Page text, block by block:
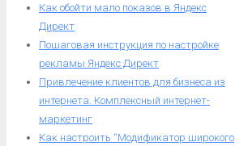
Как обойти мало показов в Яндекс
Директ
Пошаговая инструкция по настройке
рекламы Яндекс Директ
Привлечение клиентов для бизнеса из
интернета. Комплексный интернет-
маркетинг
Как настроить “Модификатор широкого